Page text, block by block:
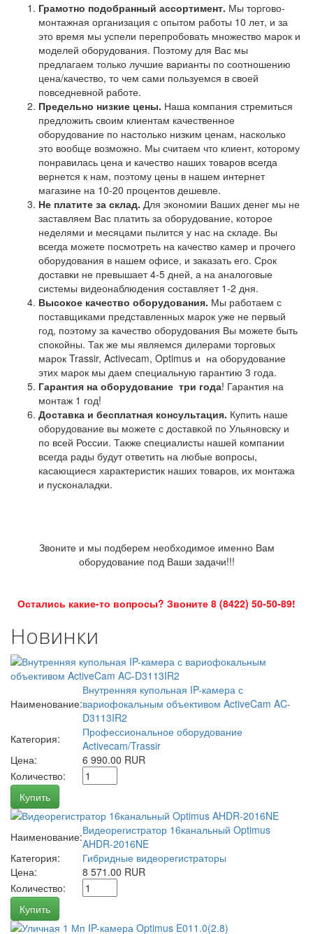
Грамотно подобранный ассортимент. Мы торгово-
монтажная организация с опытом работы 10 лет, и за
это время мы успели перепробовать множество марок и
моделей оборудования. Поэтому для Вас мы
предлагаем только лучшие варианты по соотношению
цена/качество, то чем сами пользуемся в своей
повседневной работе.
Предельно низкие цены. Наша компания стремиться
предложить своим клиентам качественное
оборудование по настолько низким ценам, насколько
это вообще возможно. Мы считаем что клиент, которому
понравилась цена и качество наших товаров всегда
вернется к нам, поэтому цены в нашем интернет
магазине на 10-20 процентов дешевле.
Не платите за склад. Для экономии Ваших денег мы не
заставляем Вас платить за оборудование, которое
неделями и месяцами пылится у нас на складе. Вы
всегда можете посмотреть на качество камер и прочего
оборудования в нашем офисе, и заказать его. Срок
доставки не превышает 4-5 дней, а на аналоговые
системы видеонаблюдения составляет 1-2 дня.
Высокое качество оборудования. Мы работаем с
поставщиками представленных марок уже не первый
год, поэтому за качество оборудования Вы можете быть
спокойны. Так же мы являемся дилерами торговых
марок Trassir, Activecam, Optimus и на оборудование
этих марок мы даем специальную гарантию 3 года.
Гарантия на оборудование три года! Гарантия на
монтаж 1 год!
Доставка и бесплатная консультация. Купить наше
оборудование вы можете с доставкой по Ульяновску и
по всей России. Также специалисты нашей компании
всегда рады будут ответить на любые вопросы,
касающиеся характеристик наших товаров, их монтажа
и пусконаладки.
Звоните и мы подберем необходимое именно Вам
оборудование под Ваши задачи!!!
Остались какие-то вопросы? Звоните 8 (8422) 50-50-89!
Новинки
Наименование:
Внутренняя купольная IP-камера с
вариофокальным объективом ActiveCam AC-
D3113IR2
Категория:
Профессиональное оборудование
Activecam/Trassir
Цена:
6 990.00 RUR
Количество:
Купить
Наименование:Видеорегистратор 16канальный Optimus
AHDR-2016NE
Категория:
Гибридные видеорегистраторы
Цена:
8 571.00 RUR
Количество:
Купить